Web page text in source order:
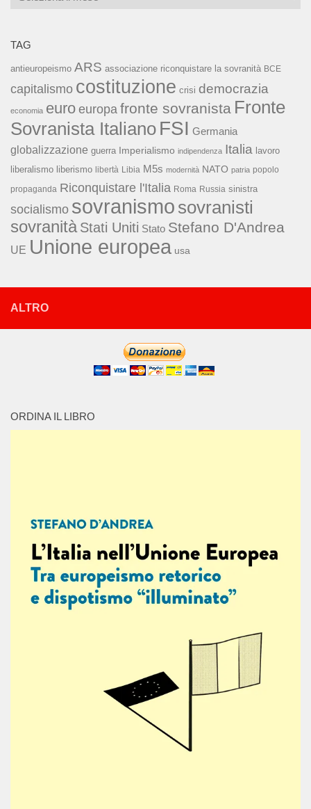
TAG
antieuropeismo ARS associazione riconquistare la sovranità BCE
capitalismo costituzione crisi democrazia
economia euro europa fronte sovranista Fronte
Sovranista Italiano FSI Germania
globalizzazione guerra Imperialismo indipendenza Italia lavoro
liberalismo liberismo libertà Libia M5s modernità NATO patria popolo
propaganda Riconquistare l'Italia Roma Russia sinistra
socialismo sovranismo sovranisti
sovranità Stati Uniti Stato Stefano D'Andrea
UE Unione europea usa
ALTRO
ORDINA IL LIBRO